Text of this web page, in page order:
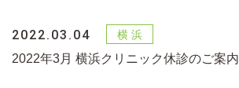
2022.03.04
2022年3月 横浜クリニック休診のご案内